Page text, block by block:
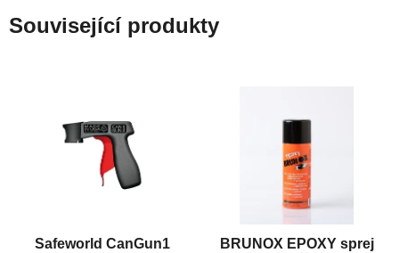
Související produkty
Safeworld CanGun1
BRUNOX EPOXY sprej